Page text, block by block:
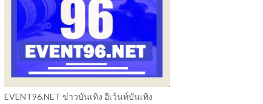
EVENT96.NET ข่าวบันเทิง อีเว้นท์บันเทิง